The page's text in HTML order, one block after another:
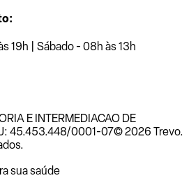
19h | Sábado - 08h às 13h
E INTERMEDIACAO DE
45.453.448/0001-07© 2026 Trevo.
sua saúde